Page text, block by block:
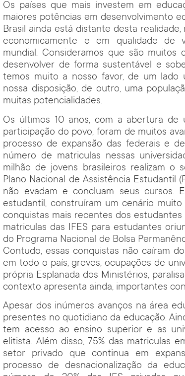
Os países que mais investem em
maiores potências em desenvolvimento
Brasil ainda está distante desta
economicamente e em qualidade de
mundial. Consideramos que são
desenvolver de forma sustentável e
temos muito a nosso favor, de um lado
nossa disposição, de outro, uma
muitas potencialidades.
Os últimos 10 anos, com a abertura
participação do povo, foram de muitos
processo de expansão das federais e
número de matriculas nessas
milhão de jovens brasileiros realizam o
Plano Nacional de Assistência Estudantil
não evadam e concluam seus cursos.
estudantil, construíram um cenário
conquistas mais recentes dos
matriculas das IFES para estudantes
do Programa Nacional de Bolsa
Contudo, essas conquistas não caíram
em todo o país, greves, ocupações de
própria Esplanada dos Ministérios,
contexto apresenta ainda, importantes
Apesar dos inúmeros avanços na área
presentes no quotidiano da educação.
tem acesso ao ensino superior e as
elitista. Além disso, 75% das matriculas
setor privado que continua em
processo de desnacionalização da